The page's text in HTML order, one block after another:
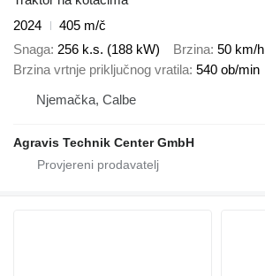
2024
405 m/č
Snaga 256 k.s. (188 kW) Brzina 50 km/h
Brzina vrtnje priključnog vratila 540 ob/min
Njemačka, Calbe
Agravis Technik Center GmbH